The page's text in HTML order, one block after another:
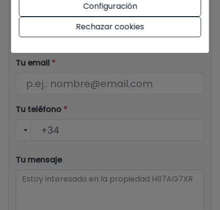
Tu nombre completo*
Tu email *
Tu teléfono *
Tu mensaje
Configuración
Rechazar cookies